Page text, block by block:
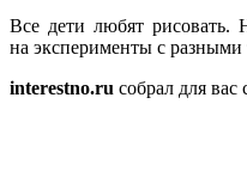
Все дети любят рисовать.
на эксперименты с разными
interestno.ru собрал для